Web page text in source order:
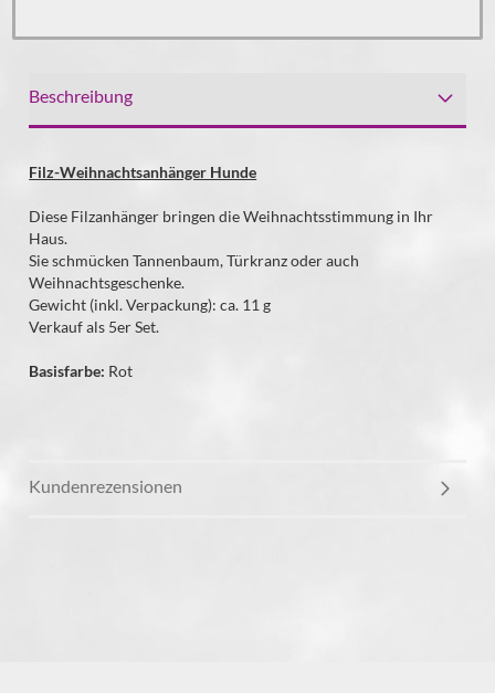
Beschreibung
Filz-Weihnachtsanhänger Hunde
Diese Filzanhänger bringen die Weihnachtsstimmung in Ihr
Haus.
Sie schmücken Tannenbaum, Türkranz oder auch
Weihnachtsgeschenke.
Gewicht (inkl. Verpackung): ca. 11 g
Verkauf als 5er Set.
Basisfarbe: Rot
Kundenrezensionen